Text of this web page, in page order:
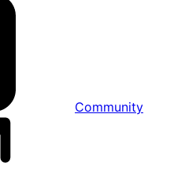
Community